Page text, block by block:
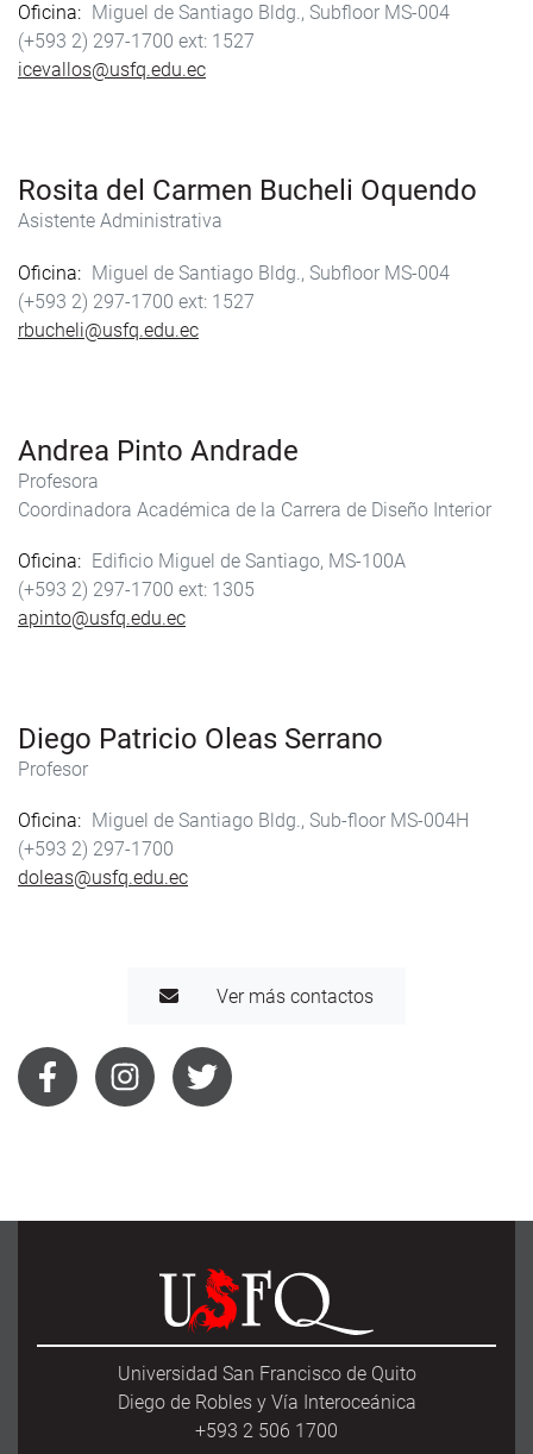
Oficina
Miguel de Santiago Bldg., Subfloor MS-004
(+593 2) 297-1700
1527
icevallos@usfq.edu.ec
Rosita del Carmen Bucheli Oquendo
Asistente Administrativa
Oficina
Miguel de Santiago Bldg., Subfloor MS-004
(+593 2) 297-1700
1527
rbucheli@usfq.edu.ec
Andrea Pinto Andrade
Profesora
Coordinadora Académica de la Carrera de Diseño Interior
Oficina
Edificio Miguel de Santiago, MS-100A
(+593 2) 297-1700
1305
apinto@usfq.edu.ec
Diego Patricio Oleas Serrano
Profesor
Oficina
Miguel de Santiago Bldg., Sub-floor MS-004H
(+593 2) 297-1700
doleas@usfq.edu.ec
Ver más contactos
Universidad San Francisco de Quito
Diego de Robles y Vía Interoceánica
+593 2 506 1700